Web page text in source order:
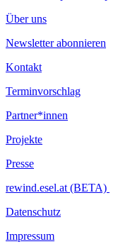
Über uns
Newsletter abonnieren
Kontakt
Terminvorschlag
Partner*innen
Projekte
Presse
rewind.esel.at (BETA)
Datenschutz
Impressum